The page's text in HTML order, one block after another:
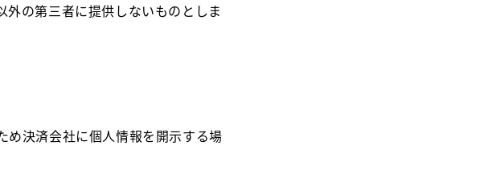
の第三者に提供しないものとしま
め決済会社に個人情報を開示する場